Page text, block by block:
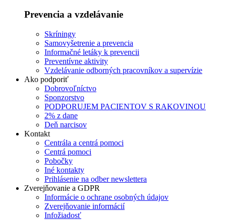
Prevencia a vzdelávanie
Skríningy
Samovyšetrenie a prevencia
Informačné letáky k prevencii
Preventívne aktivity
Vzdelávanie odborných pracovníkov a supervízie
Ako podporiť
Dobrovoľníctvo
Sponzorstvo
PODPORUJEM PACIENTOV S RAKOVINOU
2% z dane
Deň narcisov
Kontakt
Centrála a centrá pomoci
Centrá pomoci
Pobočky
Iné kontakty
Prihlásenie na odber newslettera
Zverejňovanie a GDPR
Informácie o ochrane osobných údajov
Zverejňovanie informácií
Infožiadosť